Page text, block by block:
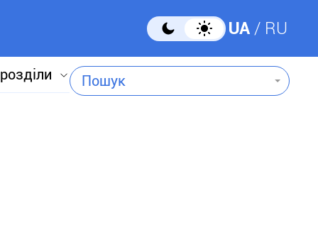
UA RU
Пошук